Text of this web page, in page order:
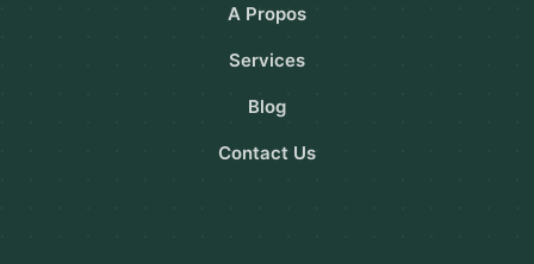
A Propos
Services
Blog
Contact Us